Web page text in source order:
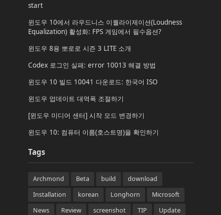
start
윈도우 10에서 라우드니스 이퀄라이제이션(Loudness
Equalization) 활성화: FPS 게임에서 필수옵션?
윈도우 8용 뽀로로 시즌 3 LITE 소개
Codex 로그인 실패: error 10013 해결 방법
윈도우 10 빌드 10041 다운로드: 한국어 ISO
윈도우 업데이트 대역폭 조절하기
[윈도우 미디어 센터] 시작 모드 변경하기
윈도우 10: 컴퓨터 이름(호스트명)을 확인하기
Tags
Archmond Beta build
download
Installation
korean Longhorn
Microsoft
News
Review screenshot TIP
Update